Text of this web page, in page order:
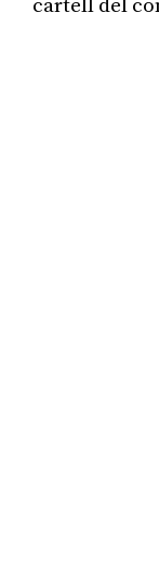
cartell del